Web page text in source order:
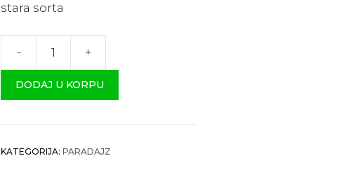
stara sorta
- +
DODAJ U KORPU
KATEGORIJA: PARADAJZ